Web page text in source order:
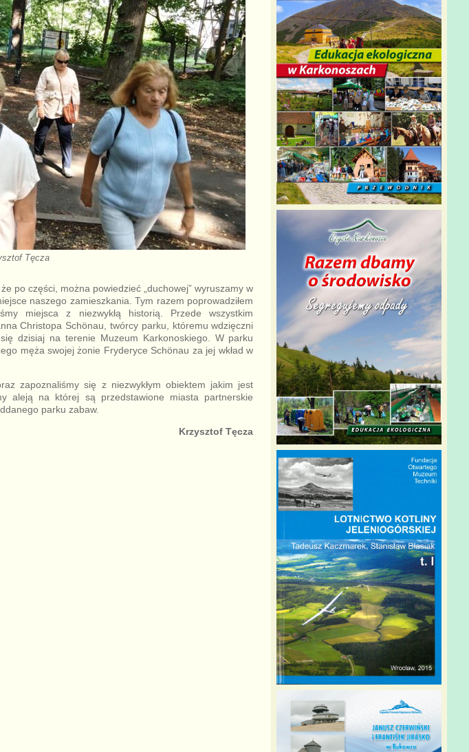
Tęcza
po części, można powiedzieć „duchowej” wyruszamy w
naszego zamieszkania. Tym razem poprowadziłem
miejsca z niezwykłą historią. Przede wszystkim
Christopa Schönau, twórcy parku, któremu wdzięczni
dzisiaj na terenie Muzeum Karkonoskiego. W parku
męża swojej żonie Fryderyce Schönau za jej wkład w
zapoznaliśmy się z niezwykłym obiektem jakim jest
aleją na której są przedstawione miasta partnerskie
parku zabaw.
Krzysztof Tęcza